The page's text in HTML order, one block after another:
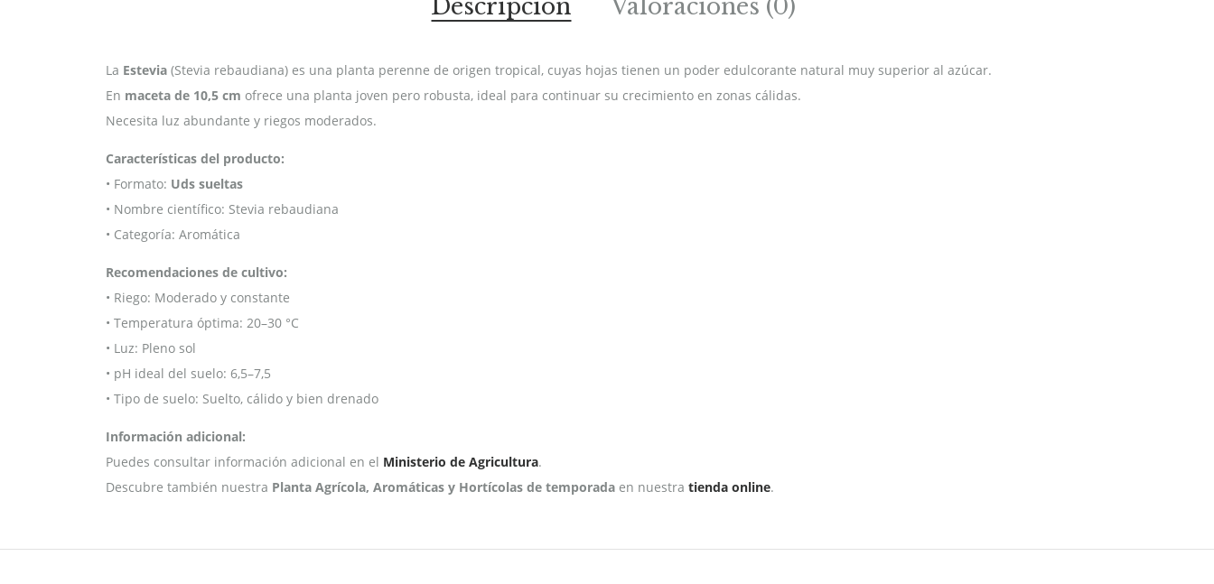
Descripción Valoraciones (0)
La Estevia (Stevia rebaudiana) es una planta perenne de origen tropical, cuyas hojas tienen un poder edulcorante natural muy superior al azúcar.
En maceta de 10,5 cm ofrece una planta joven pero robusta, ideal para continuar su crecimiento en zonas cálidas.
Necesita luz abundante y riegos moderados.
Características del producto:
• Formato: Uds sueltas
• Nombre científico: Stevia rebaudiana
• Categoría: Aromática
Recomendaciones de cultivo:
• Riego: Moderado y constante
• Temperatura óptima: 20–30 °C
• Luz: Pleno sol
• pH ideal del suelo: 6,5–7,5
• Tipo de suelo: Suelto, cálido y bien drenado
Información adicional:
Puedes consultar información adicional en el Ministerio de Agricultura.
Descubre también nuestra Planta Agrícola, Aromáticas y Hortícolas de temporada en nuestra tienda online.